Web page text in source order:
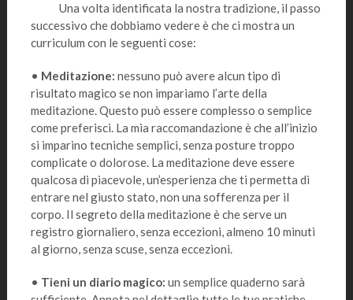
Una volta identificata la nostra tradizione, il passo
successivo che dobbiamo vedere è che ci mostra un
curriculum con le seguenti cose:
• Meditazione: nessuno può avere alcun tipo di
risultato magico se non impariamo l’arte della
meditazione. Questo può essere complesso o semplice
come preferisci. La mia raccomandazione è che all’inizio
si imparino tecniche semplici, senza posture troppo
complicate o dolorose. La meditazione deve essere
qualcosa di piacevole, un’esperienza che ti permetta di
entrare nel giusto stato, non una sofferenza per il
corpo. Il segreto della meditazione è che serve un
registro giornaliero, senza eccezioni, almeno 10 minuti
al giorno, senza scuse, senza eccezioni.
• Tieni un diario magico: un semplice quaderno sarà